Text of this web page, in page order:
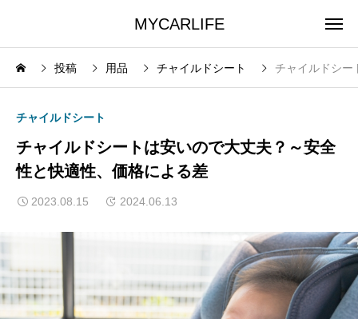
MYCARLIFE
投稿 用品 チャイルドシート チャイルドシー
チャイルドシート
チャイルドシートは安いので大丈夫？～安全
性と快適性、価格による差
2023.08.15 2024.06.13